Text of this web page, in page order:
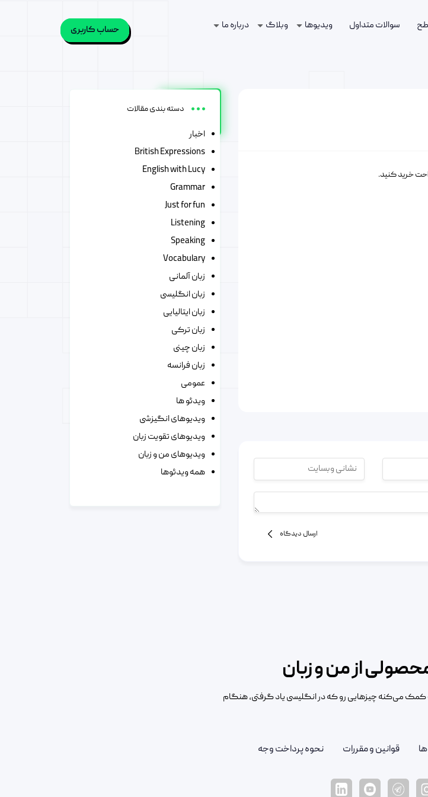
سوالات متداول ویدیوها وبلاگ درباره ما حساب کاربری
خرید کنید.
ارسال دیدگاه
دسته بندی مقالات
اخبار
British Expressions
English with Lucy
Grammar
Just for fun
Listening
Speaking
Vocabulary
زبان آلمانی
زبان انگلیسی
زبان ایتالیایی
زبان ترکی
زبان چینی
زبان فرانسه
عمومی
ویدئو ها
ویدیوهای انگیزشی
ویدیوهای تقویت زبان
ویدیوهای من و زبان
همه ویدئوها
از من و زبان
می‌کنه چیزهایی رو که در انگلیسی یاد گرفتی، هنگام
قوانین و مقررات نحوه پرداخت وجه